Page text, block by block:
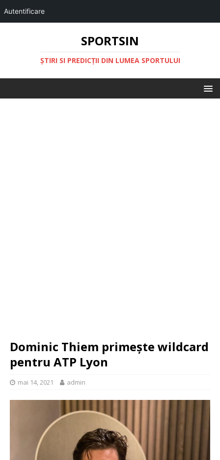
Autentificare
SPORTSIN
ŞTIRI SI PREDICŢII DIN LUMEA SPORTULUI
Dominic Thiem primește wildcard
pentru ATP Lyon
mai 14, 2021 admin